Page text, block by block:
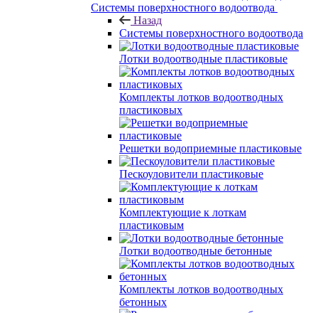
Системы поверхностного водоотвода
Назад
Системы поверхностного водоотвода
Лотки водоотводные пластиковые
Комплекты лотков водоотводных
пластиковых
Решетки водоприемные пластиковые
Пескоуловители пластиковые
Комплектующие к лоткам
пластиковым
Лотки водоотводные бетонные
Комплекты лотков водоотводных
бетонных